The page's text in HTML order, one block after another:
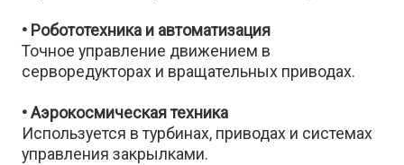
• Робототехника и автоматизация
Точное управление движением в
серворедукторах и вращательных приводах.
• Аэрокосмическая техника
Используется в турбинах, приводах и системах
управления закрылками.